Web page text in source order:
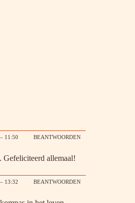
11:50 BEANTWOORDEN
Gefeliciteerd allemaal!
13:32 BEANTWOORDEN